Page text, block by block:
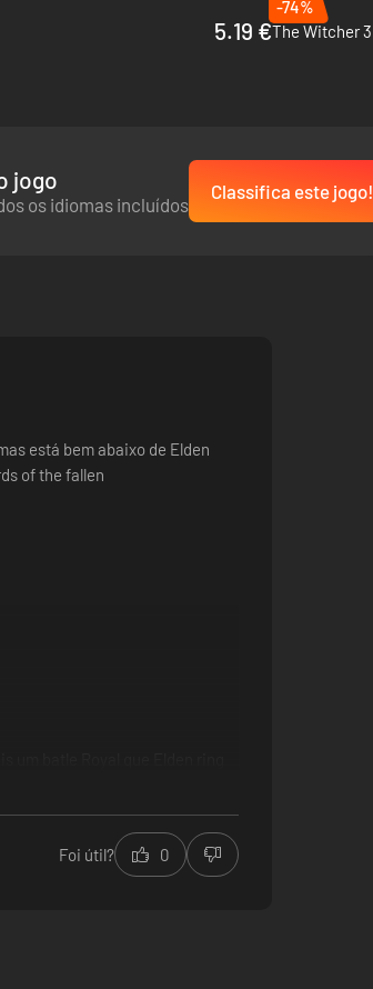
5.19 €
-74%
jogo
os idiomas incluídos
Classifica este jogo!
está bem abaixo de Elden
of the fallen
Foi útil? 0